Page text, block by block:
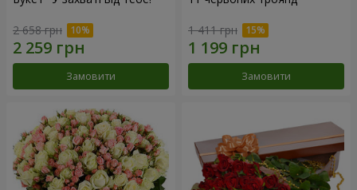
2 658 грн
Замовити
1 411 грн
Замовити